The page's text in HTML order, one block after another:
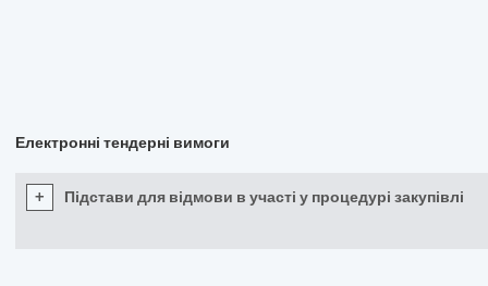
Електронні тендерні вимоги
+ Підстави для відмови в участі у процедурі закупівлі